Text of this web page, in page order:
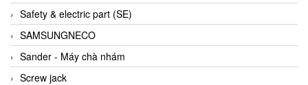
Brooks Instrument Vietnam
Buhler
BURLING INSTRUMENTS
Burster
Safety & electric part (SE)
SAMSUNGNECO
Sander - Máy chà nhám
Screw jack